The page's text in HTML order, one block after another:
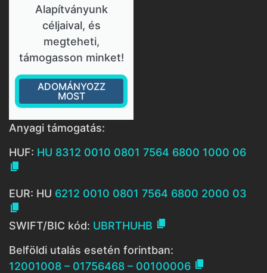
Alapítványunk
céljaival, és
megteheti,
támogasson minket!
ADOMÁNYOZZ
MOST
Anyagi támogatás:
HUF: HU 8312 0010 0801 7564 6800 1000 06

EUR: HU 6212 0010 0801 7564 6800 2000 03

SWIFT/BIC kód: UBRTHUHB 
Belföldi utalás esetén forintban:
12001008 – 01756468 – 00100006 